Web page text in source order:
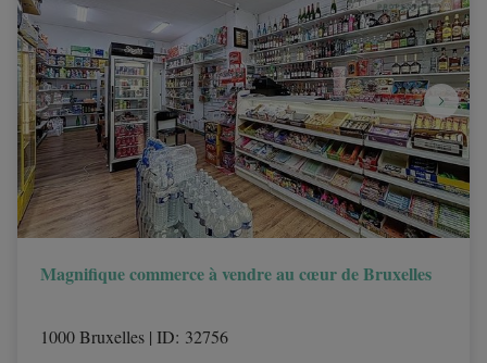
Magnifique commerce à vendre au cœur de Bruxelles
1000 Bruxelles | ID: 32756